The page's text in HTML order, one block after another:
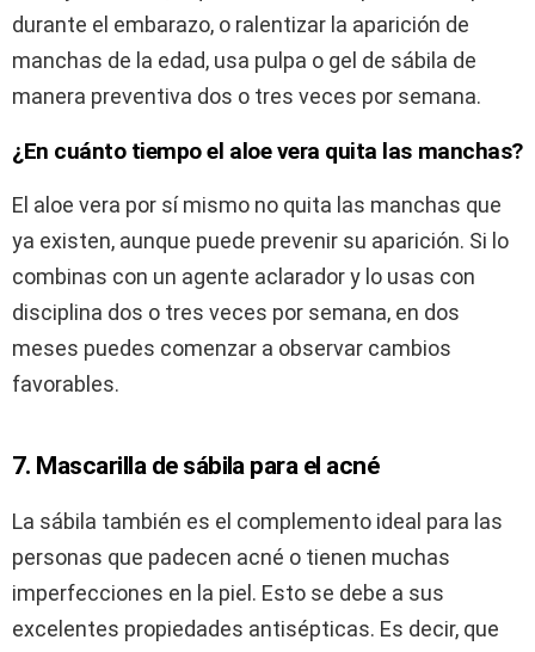
durante el embarazo, o ralentizar la aparición de
manchas de la edad, usa pulpa o gel de sábila de
manera preventiva dos o tres veces por semana.
¿En cuánto tiempo el aloe vera quita las manchas?
El aloe vera por sí mismo no quita las manchas que
ya existen, aunque puede prevenir su aparición. Si lo
combinas con un agente aclarador y lo usas con
disciplina dos o tres veces por semana, en dos
meses puedes comenzar a observar cambios
favorables.
7. Mascarilla de sábila para el acné
La sábila también es el complemento ideal para las
personas que padecen acné o tienen muchas
imperfecciones en la piel. Esto se debe a sus
excelentes propiedades antisépticas. Es decir, que